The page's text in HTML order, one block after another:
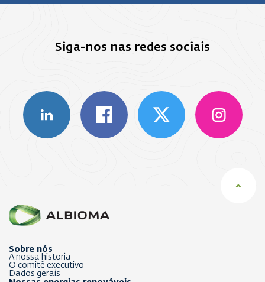
Siga-nos nas redes sociais
Sobre nós
A nossa historia
O comitê executivo
Dados gerais